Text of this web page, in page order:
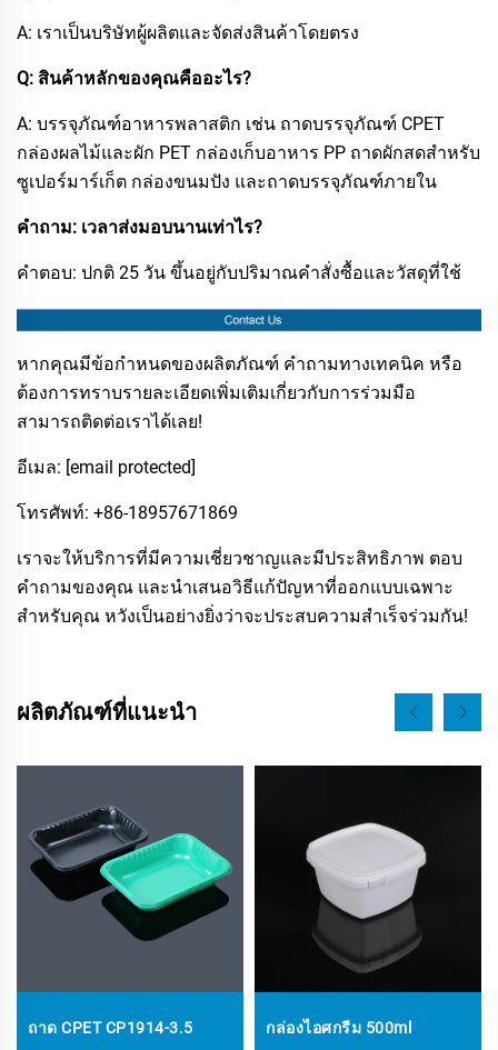
A: เราเป็นบริษัทผู้ผลิตและจัดส่งสินค้าโดยตรง
Q: สินค้าหลักของคุณคืออะไร?
A: บรรจุภัณฑ์อาหารพลาสติก เช่น ถาดบรรจุภัณฑ์ CPET
กล่องผลไม้และผัก PET กล่องเก็บอาหาร PP ถาดผักสดสำหรับ
ซูเปอร์มาร์เก็ต กล่องขนมปัง และถาดบรรจุภัณฑ์ภายใน
คำถาม: เวลาส่งมอบนานเท่าไร?​
คำตอบ: ปกติ 25 วัน ขึ้นอยู่กับปริมาณคำสั่งซื้อและวัสดุที่ใช้​
หากคุณมีข้อกำหนดของผลิตภัณฑ์ คำถามทางเทคนิค หรือ
ต้องการทราบรายละเอียดเพิ่มเติมเกี่ยวกับการร่วมมือ
สามารถติดต่อเราได้เลย!
อีเมล: [email protected]
โทรศัพท์: +86-18957671869
เราจะให้บริการที่มีความเชี่ยวชาญและมีประสิทธิภาพ ตอบ
คำถามของคุณ และนำเสนอวิธีแก้ปัญหาที่ออกแบบเฉพาะ
สำหรับคุณ หวังเป็นอย่างยิ่งว่าจะประสบความสำเร็จร่วมกัน!
ผลิตภัณฑ์ที่แนะนำ
ถาด CPET CP1914-3.5 กล่องไอศกรีม 500ml